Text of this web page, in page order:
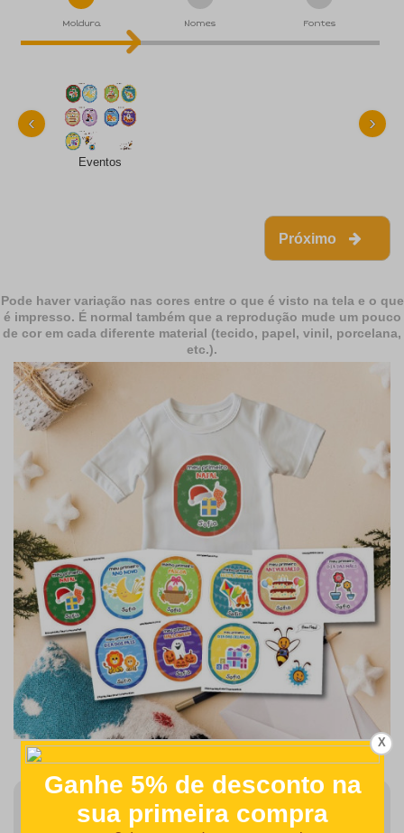
Moldura Nomes Fontes
Eventos
‹ ›
Próximo
Pode haver variação nas cores entre o que é visto na tela e o que
é impresso. É normal também que a reprodução mude um pouco
de cor em cada diferente material (tecido, papel, vinil, porcelana,
etc.).
Finalizar Pedido
X